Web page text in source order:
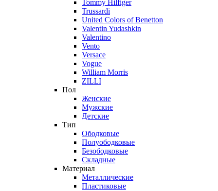
Tommy Hilfiger
Trussardi
United Colors of Benetton
Valentin Yudashkin
Valentino
Vento
Versace
Vogue
William Morris
ZILLI
Пол
Женские
Мужские
Детские
Тип
Ободковые
Полуободковые
Безободковые
Складные
Материал
Металлические
Пластиковые